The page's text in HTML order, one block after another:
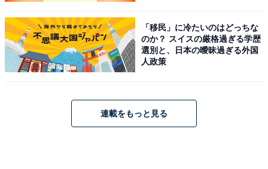
おすすめポイント3：スマホやタブレットの操作も
「移民」に冷たいのはどっちな
のか？ スイスの厳格過ぎる学歴
選別と、日本の曖昧過ぎる外国
人政策
連載をもっと見る